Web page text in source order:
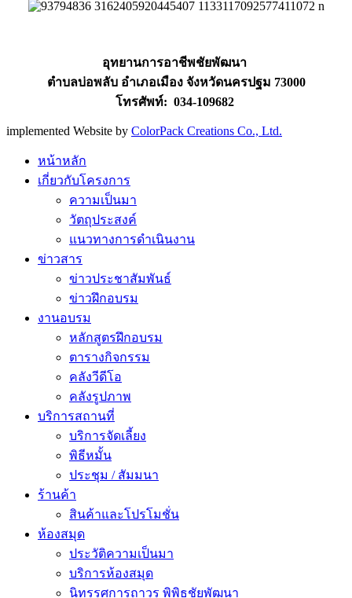
อุทยานการอาชีพชัยพัฒนา
ตำบลบ่อพลับ อำเภอเมือง จังหวัดนครปฐม 73000
โทรศัพท์: 034-109682
implemented Website by ColorPack Creations Co., Ltd.
หน้าหลัก
เกี่ยวกับโครงการ
ความเป็นมา
วัตถุประสงค์
แนวทางการดำเนินงาน
ข่าวสาร
ข่าวประชาสัมพันธ์
ข่าวฝึกอบรม
งานอบรม
หลักสูตรฝึกอบรม
ตารางกิจกรรม
คลังวีดีโอ
คลังรูปภาพ
บริการสถานที่
บริการจัดเลี้ยง
พิธีหมั้น
ประชุม / สัมมนา
ร้านค้า
สินค้าและโปรโมชั่น
ห้องสมุด
ประวัติความเป็นมา
บริการห้องสมุด
นิทรรศการถาวร พิพิธชัยพัฒนา